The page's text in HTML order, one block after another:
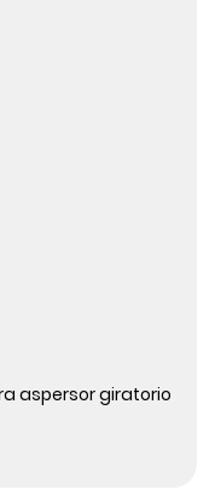
aspersor giratorio